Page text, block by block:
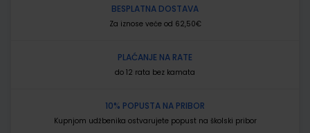
BESPLATNA DOSTAVA
Za iznose veće od 62,50€
PLAĆANJE NA RATE
do 12 rata bez kamata
10% POPUSTA NA PRIBOR
Kupnjom udžbenika ostvarujete popust na školski pribor